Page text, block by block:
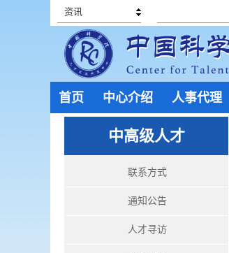
资讯
首页 中心介绍 人事代理
中高级人才
联系方式
通知公告
人才寻访